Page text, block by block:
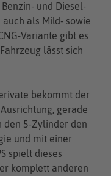
und Diesel-
als Mild- sowie
Variante gibt es
lässt sich
bekommt der
gerade
den 5-Zylinder den
und mit einer
spielt dieses
komplett anderen